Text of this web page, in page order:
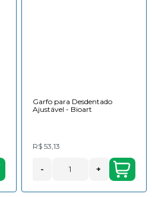
Garfo para Desdentado
Ajustável - Bioart
R$ 53,13
- +